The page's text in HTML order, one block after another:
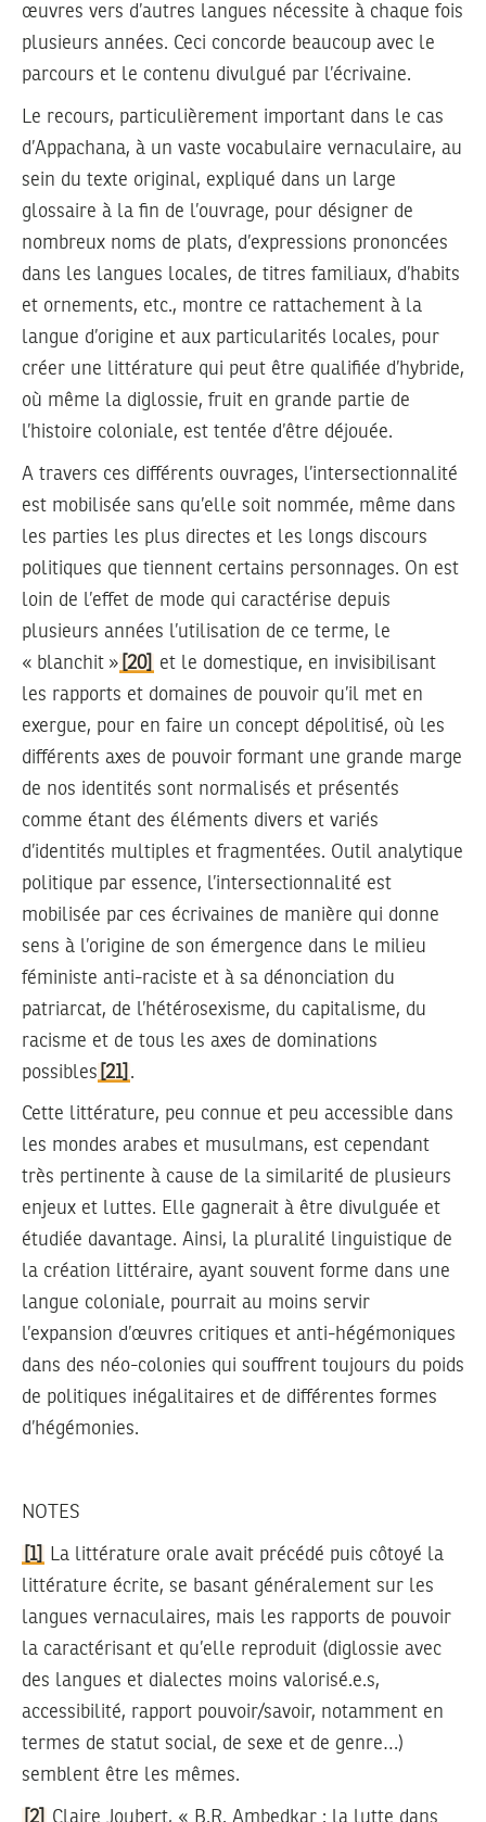
œuvres vers d’autres langues nécessite à chaque fois
plusieurs années. Ceci concorde beaucoup avec le
parcours et le contenu divulgué par l’écrivaine.
Le recours, particulièrement important dans le cas
d’Appachana, à un vaste vocabulaire vernaculaire, au
sein du texte original, expliqué dans un large
glossaire à la fin de l’ouvrage, pour désigner de
nombreux noms de plats, d’expressions prononcées
dans les langues locales, de titres familiaux, d’habits
et ornements, etc., montre ce rattachement à la
langue d’origine et aux particularités locales, pour
créer une littérature qui peut être qualifiée d’hybride,
où même la diglossie, fruit en grande partie de
l’histoire coloniale, est tentée d’être déjouée.
A travers ces différents ouvrages, l’intersectionnalité
est mobilisée sans qu’elle soit nommée, même dans
les parties les plus directes et les longs discours
politiques que tiennent certains personnages. On est
loin de l’effet de mode qui caractérise depuis
plusieurs années l’utilisation de ce terme, le
« blanchit » [20]
et le domestique, en invisibilisant
les rapports et domaines de pouvoir qu’il met en
exergue, pour en faire un concept dépolitisé, où les
différents axes de pouvoir formant une grande marge
de nos identités sont normalisés et présentés
comme étant des éléments divers et variés
d’identités multiples et fragmentées. Outil analytique
politique par essence, l’intersectionnalité est
mobilisée par ces écrivaines de manière qui donne
sens à l’origine de son émergence dans le milieu
féministe anti-raciste et à sa dénonciation du
patriarcat, de l’hétérosexisme, du capitalisme, du
racisme et de tous les axes de dominations
possibles [21] .
Cette littérature, peu connue et peu accessible dans
les mondes arabes et musulmans, est cependant
très pertinente à cause de la similarité de plusieurs
enjeux et luttes. Elle gagnerait à être divulguée et
étudiée davantage. Ainsi, la pluralité linguistique de
la création littéraire, ayant souvent forme dans une
langue coloniale, pourrait au moins servir
l’expansion d’œuvres critiques et anti-hégémoniques
dans des néo-colonies qui souffrent toujours du poids
de politiques inégalitaires et de différentes formes
d’hégémonies.
NOTES
[1]
La littérature orale avait précédé puis côtoyé la
littérature écrite, se basant généralement sur les
langues vernaculaires, mais les rapports de pouvoir
la caractérisant et qu’elle reproduit (diglossie avec
des langues et dialectes moins valorisé.e.s,
accessibilité, rapport pouvoir/savoir, notamment en
termes de statut social, de sexe et de genre…)
semblent être les mêmes.
[2] Claire Joubert, « B.R. Ambedkar : la lutte dans